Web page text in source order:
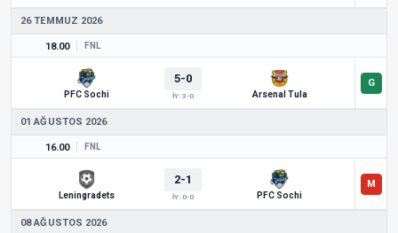
26 TEMMUZ 2026
18.00 FNL
PFC Sochi
5-0
İY: 3-0 Arsenal Tula
01 AĞUSTOS 2026
16.00 FNL
Leningradets
2-1
İY: 0-0 PFC Sochi
08 AĞUSTOS 2026